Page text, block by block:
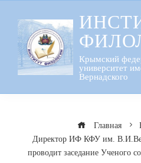
содержанию
Крымский
университет
Вернадского
Главная
Директор ИФ КФУ им.
проводит заседание Ученого